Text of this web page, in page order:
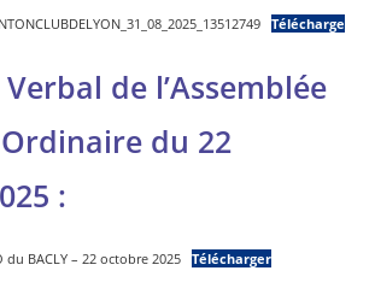
Télécharge
Verbal de l’Assemblée
du 22
:
du BACLY – 22 octobre 2025 Télécharger